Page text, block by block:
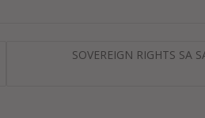
SOVEREIGN RIGHTS SA